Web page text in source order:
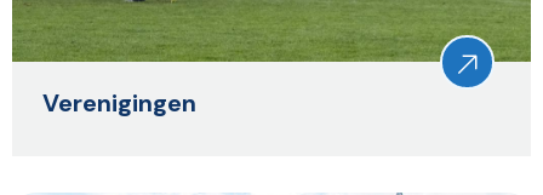
Verenigingen